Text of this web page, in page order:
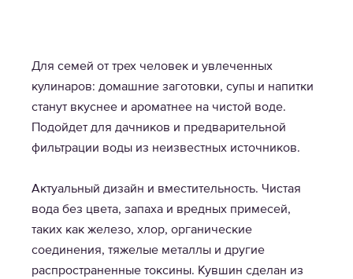
Для семей от трех человек и увлеченных
кулинаров: домашние заготовки, супы и напитки
станут вкуснее и ароматнее на чистой воде.
Подойдет для дачников и предварительной
фильтрации воды из неизвестных источников.
Актуальный дизайн и вместительность. Чистая
вода без цвета, запаха и вредных примесей,
таких как железо, хлор, органические
соединения, тяжелые металлы и другие
распространенные токсины. Кувшин сделан из